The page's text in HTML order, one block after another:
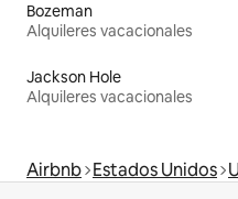
Bozeman
Alquileres vacacionales
Jackson Hole
Alquileres vacacionales
Airbnb Estados Unidos